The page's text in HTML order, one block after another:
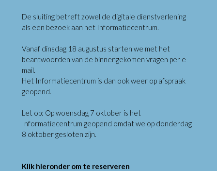
De sluiting betreft zowel de digitale dienstverlening
als een bezoek aan het Informatiecentrum.
Vanaf dinsdag 18 augustus starten we met het
beantwoorden van de binnengekomen vragen per e-
mail.
Het Informatiecentrum is dan ook weer op afspraak
geopend.
Let op: Op woensdag 7 oktober is het
Informatiecentrum geopend omdat we op donderdag
8 oktober gesloten zijn.
Klik hieronder om te reserveren